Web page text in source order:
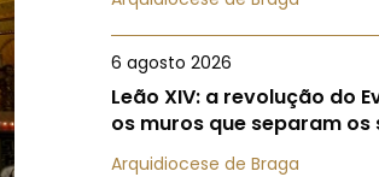
6 agosto 2026
Leão XIV: a revolução do
os muros que separam os
Arquidiocese de Braga